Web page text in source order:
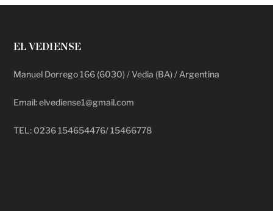
EL VEDIENSE
Manuel Dorrego 166 (6030) / Vedia (BA) / Argentina
Email: elvediense1@gmail.com
TEL: 0236 154654476/ 15466778